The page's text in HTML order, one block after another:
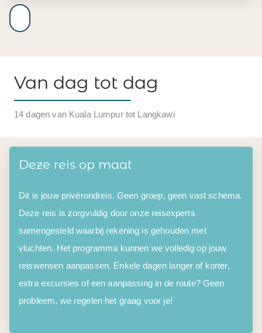
Van dag tot dag
14 dagen van Kuala Lumpur tot Langkawi
Deze reis op maat
Dit is jouw privérondreis. Geen groep, geen vast schema.
Deze reis is zorgvuldig door onze reisexperts
samengesteld waarbij rekening is gehouden met
vluchten. Het programma kunnen we volledig op jouw
reiswensen aanpassen. Enkele dagen langer of korter,
extra excursies of een aanpassing in de route? Geen
probleem, we regelen het graag voor je!